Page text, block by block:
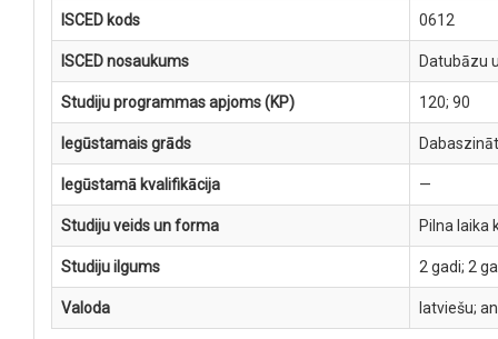
ISCED kods 0612
ISCED nosaukums Datubāzu
Studiju programmas apjoms (KP) 120; 90
Iegūstamais grāds
Iegūstamā kvalifikācija —
Studiju veids un forma Pilna laika
Studiju ilgums 2 gadi; 2
Valoda latviešu;